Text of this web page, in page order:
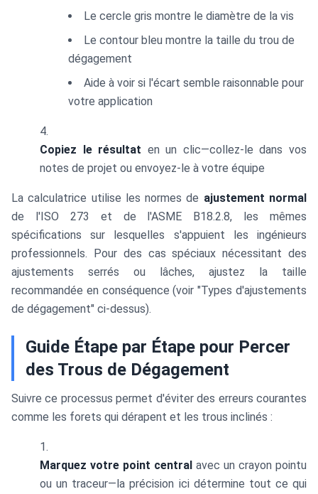
Le cercle gris montre le diamètre de la vis
Le contour bleu montre la taille du trou de
dégagement
Aide à voir si l'écart semble raisonnable pour
votre application
Copiez le résultat en un clic—collez-le dans vos
notes de projet ou envoyez-le à votre équipe
La calculatrice utilise les normes de ajustement normal
de l'ISO 273 et de l'ASME B18.2.8, les mêmes
spécifications sur lesquelles s'appuient les ingénieurs
professionnels. Pour des cas spéciaux nécessitant des
ajustements serrés ou lâches, ajustez la taille
recommandée en conséquence (voir "Types d'ajustements
de dégagement" ci-dessus).
Guide Étape par Étape pour Percer
des Trous de Dégagement
Suivre ce processus permet d'éviter des erreurs courantes
comme les forets qui dérapent et les trous inclinés :
Marquez votre point central avec un crayon pointu
ou un traceur—la précision ici détermine tout ce qui